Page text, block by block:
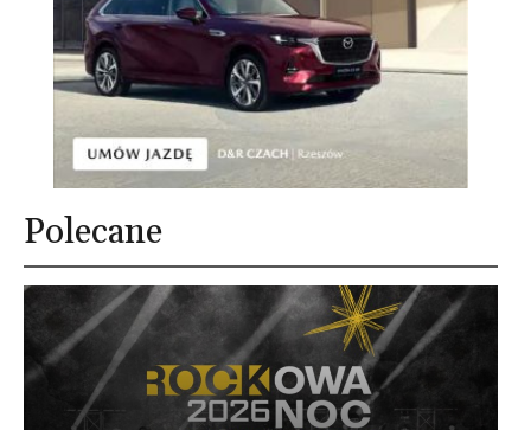
Polecane